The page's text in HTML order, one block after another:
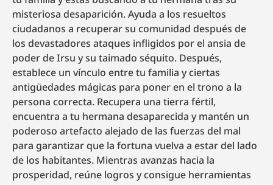
misteriosa desaparición. Ayuda a los resueltos
ciudadanos a recuperar su comunidad después de
los devastadores ataques infligidos por el ansia de
poder de Irsu y su taimado séquito. Después,
establece un vínculo entre tu familia y ciertas
antigüedades mágicas para poner en el trono a la
persona correcta. Recupera una tierra fértil,
encuentra a tu hermana desaparecida y mantén un
poderoso artefacto alejado de las fuerzas del mal
para garantizar que la fortuna vuelva a estar del lado
de los habitantes. Mientras avanzas hacia la
prosperidad, reúne logros y consigue herramientas